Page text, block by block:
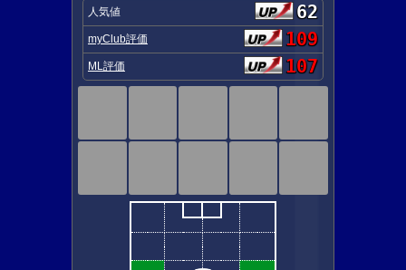
人気値 62
myClub評価 109
ML評価 107